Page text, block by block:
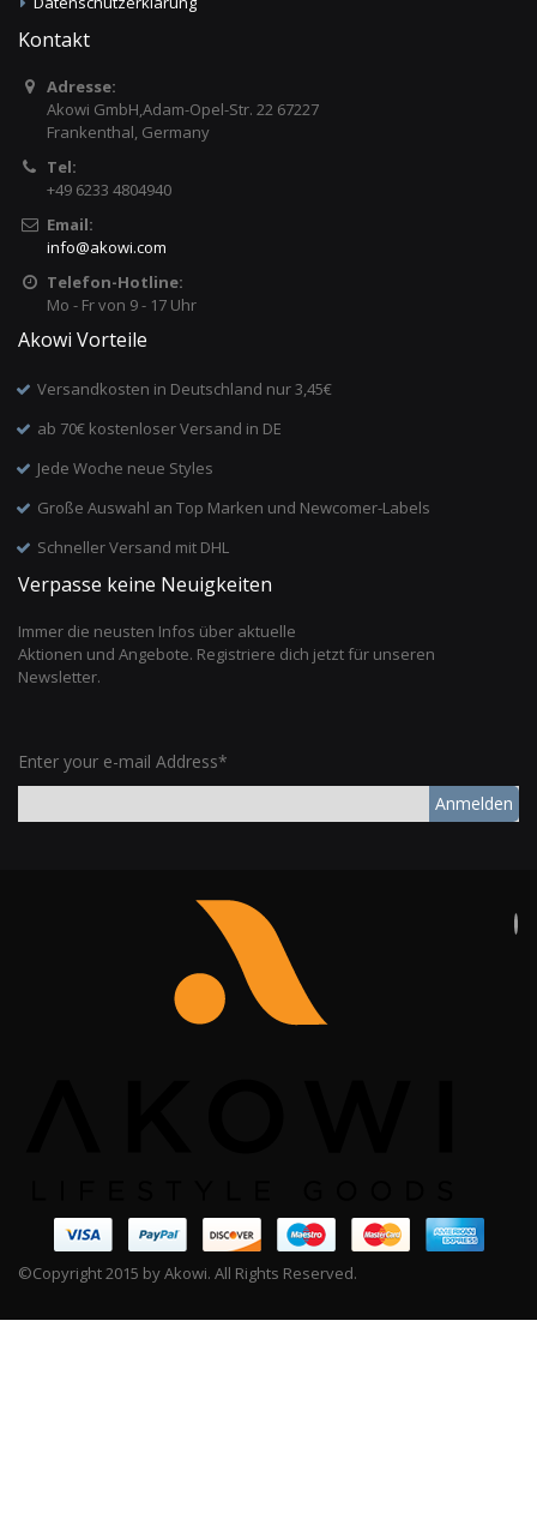
Kontakt
Adresse:
Akowi GmbH,Adam-Opel-Str. 22 67227
Frankenthal, Germany
Tel:
+49 6233 4804940
Email:
info@akowi.com
Telefon-Hotline:
Mo - Fr von 9 - 17 Uhr
Akowi Vorteile
Versandkosten in Deutschland nur 3,45€
ab 70€ kostenloser Versand in DE
Jede Woche neue Styles
Große Auswahl an Top Marken und Newcomer-Labels
Schneller Versand mit DHL
Verpasse keine Neuigkeiten
Immer die neusten Infos über aktuelle
Aktionen und Angebote. Registriere dich jetzt für unseren
Newsletter.
Enter your e-mail Address*
Anmelden
©Copyright 2015 by Akowi. All Rights Reserved.